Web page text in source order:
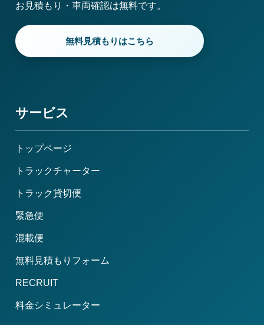
お見積もり・車両確認は無料です。
無料見積もりはこちら
サービス
トップページ
トラックチャーター
トラック貸切便
緊急便
混載便
無料見積もりフォーム
RECRUIT
料金シミュレーター